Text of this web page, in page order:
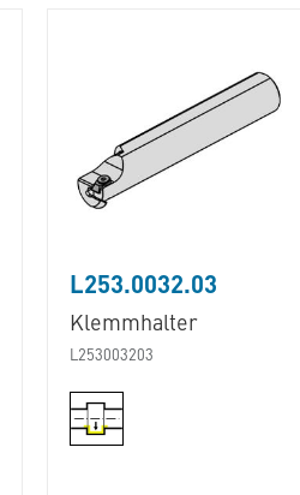
L253.0032.03
Klemmhalter
L253003203